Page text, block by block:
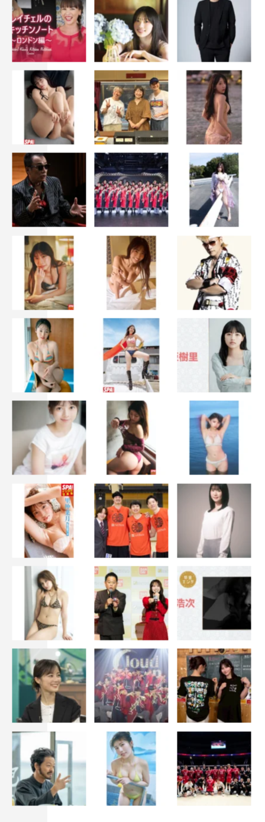
『金曜ロードショー』「ズートピア」© 2023 Disney. All rights
reserved.
番組情報
『金曜ロードショー』
「ミラベルと魔法だらけの家」
日本テレビ系
「ノートルダムの鐘」
日本テレビ系
2023年11月24日（金）午後9時～10時54分
「プリンセスと魔法のキス」
日本テレビ系
2023年12月1日（金）午後9時～10時54分
「ズートピア」
日本テレビ系
2023年12月8日（金）午後9時～11時04分
© 2023 Disney Enterprises, Inc. All Rights Reserved.
© 1996 Disney Enterprises, Inc. All rights reserved.
© 2023 Disney Enterprises, Inc. All rights reserved.
© 2023 Disney. All rights reserved.